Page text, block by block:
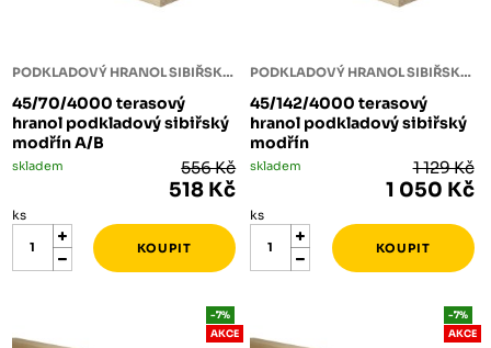
PODKLADOVÝ HRANOL SIBIŘSKÝ MODŘÍN
45/70/4000 terasový
hranol podkladový sibiřský
modřín A/B
skladem 556 Kč
518 Kč
ks
PODKLADOVÝ HRANOL SIBIŘSKÝ MODŘÍN
45/142/4000 terasový
hranol podkladový sibiřský
modřín
skladem 1 129 Kč
1 050 Kč
ks
-7%
AKCE
-7%
AKCE